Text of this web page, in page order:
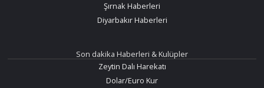
Şırnak Haberleri
Diyarbakır Haberleri
Son dakika Haberleri & Kulüpler
Zeytin Dalı Harekatı
Dolar/Euro Kur